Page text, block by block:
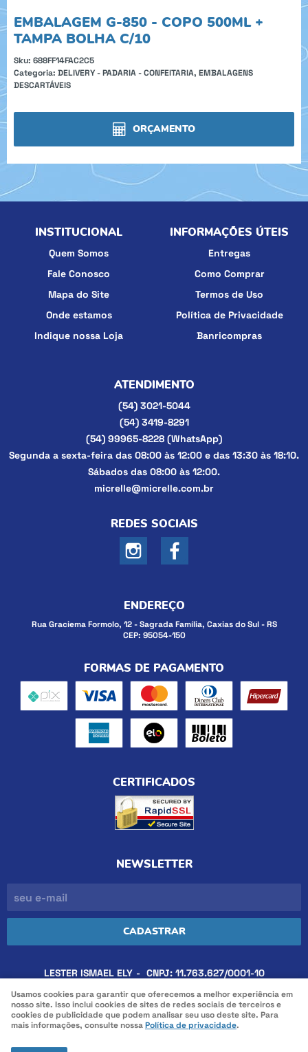
EMBALAGEM G-850 - COPO 500ML +
TAMPA BOLHA C/10
Sku: 688FF14FAC2C5
Categoria: DELIVERY - PADARIA - CONFEITARIA, EMBALAGENS
DESCARTÁVEIS
ORÇAMENTO
INSTITUCIONAL
Quem Somos
Fale Conosco
Mapa do Site
Onde estamos
Indique nossa Loja
INFORMAÇÕES ÚTEIS
Entregas
Como Comprar
Termos de Uso
Política de Privacidade
Banricompras
ATENDIMENTO
(54)3021-5044
(54)3419-8291
(54) 99965-8228 (WhatsApp)
Segunda a sexta-feira das 08:00 às 12:00 e das 13:30 às 18:10.
Sábados das 08:00 às 12:00.
micrelle@micrelle.com.br
REDES SOCIAIS
ENDEREÇO
Rua Graciema Formolo, 12-Sagrada Família, Caxias do Sul-RS
CEP: 95054-150
FORMAS DE PAGAMENTO
CERTIFICADOS
NEWSLETTER
CADASTRAR
LESTER ISMAEL ELY CNPJ: 11.763.627/0001-10
LOJA VIRTUAL CRIADA POR
Usamos cookies para garantir que oferecemos a melhor experiência em
nosso site. Isso inclui cookies de sites de redes sociais de terceiros e
cookies de publicidade que podem analisar seu uso deste site. Para
mais informações, consulte nossaPolítica de privacidade.